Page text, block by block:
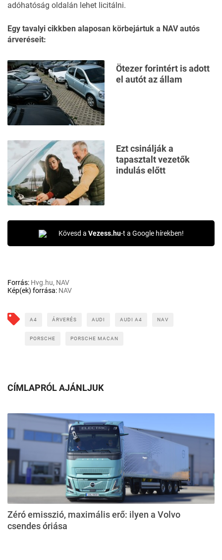
adóhatóság oldalán lehet licitálni.
Egy tavalyi cikkben alaposan körbejártuk a NAV autós
árveréseit:
Ötezer forintért is adott
el autót az állam
Ezt csinálják a
tapasztalt vezetők
indulás előtt
Kövesd a Vezess.hu-t a Google hírekben!
Forrás: Hvg.hu, NAV
Kép(ek) forrása: NAV
A4 ÁRVERÉS AUDI AUDI A4 NAV
PORSCHE PORSCHE MACAN
CÍMLAPRÓL AJÁNLJUK
Zéró emisszió, maximális erő: ilyen a Volvo
csendes óriása